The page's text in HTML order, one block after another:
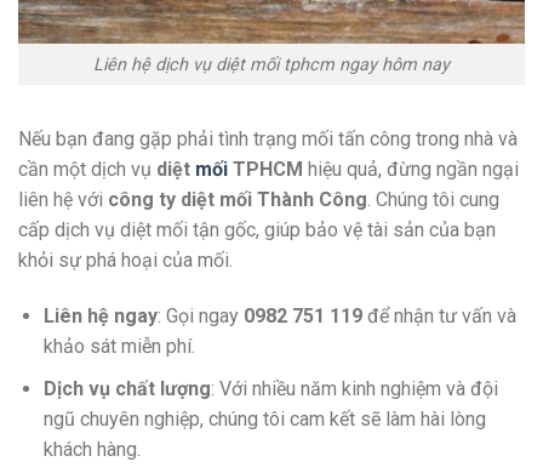
Liên hệ dịch vụ diệt mối tphcm ngay hôm nay
Nếu bạn đang gặp phải tình trạng mối tấn công trong nhà và
cần một dịch vụ diệt mối TPHCM hiệu quả, đừng ngần ngại
liên hệ với công ty diệt mối Thành Công. Chúng tôi cung
cấp dịch vụ diệt mối tận gốc, giúp bảo vệ tài sản của bạn
khỏi sự phá hoại của mối.
Liên hệ ngay: Gọi ngay 0982 751 119để nhận tư vấn và
khảo sát miễn phí.
Dịch vụ chất lượng: Với nhiều năm kinh nghiệm và đội
ngũ chuyên nghiệp, chúng tôi cam kết sẽ làm hài lòng
khách hàng.